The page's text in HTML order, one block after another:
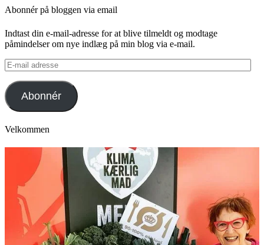
Abonnér på bloggen via email
Indtast din e-mail-adresse for at blive tilmeldt og modtage
påmindelser om nye indlæg på min blog via e-mail.
E-
mail
adresse
Abonnér
Velkommen